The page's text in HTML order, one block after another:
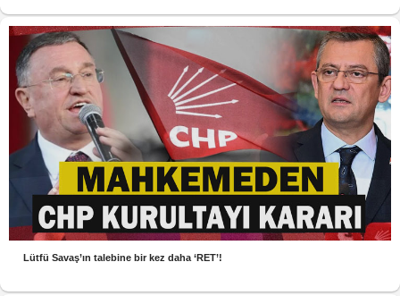
Lütfü Savaş’ın talebine bir kez daha ‘RET’!